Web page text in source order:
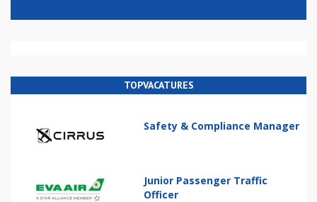
TOPVACATURES
Safety & Compliance Manager
Junior Passenger Traffic
Officer